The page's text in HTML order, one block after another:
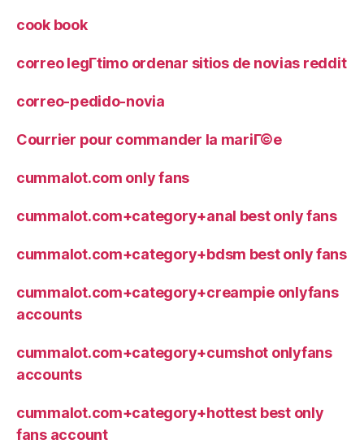
cook book
correo legГ­timo ordenar sitios de novias reddit
correo-pedido-novia
Courrier pour commander la mariГ©e
cummalot.com only fans
cummalot.com+category+anal best only fans
cummalot.com+category+bdsm best only fans
cummalot.com+category+creampie onlyfans
accounts
cummalot.com+category+cumshot onlyfans
accounts
cummalot.com+category+hottest best only
fans account